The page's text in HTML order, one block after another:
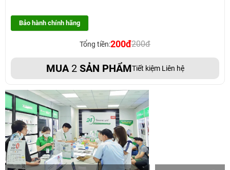
Bảo hành chính hãng
Tổng tiền:200đ200đ
MUA 2SẢN PHẨMTiết kiệm Liên hệ